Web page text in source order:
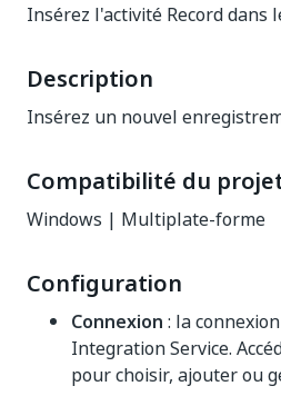
Insérez l'activité Record dans
Description
Insérez un nouvel
Compatibilité du
Windows | Multiplate-forme
Configuration
Connexion : la
Integration Service.
pour choisir, ajouter ou